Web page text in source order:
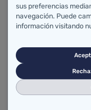
sus preferencias
navegación. Puede
información visitando